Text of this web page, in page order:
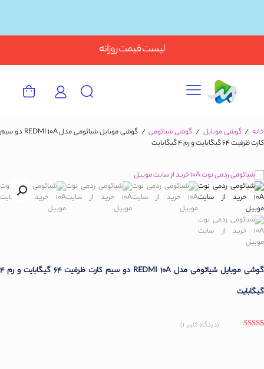
لیست قیمت روزانه
خانه/گوشی موبایل / گوشی شیائومی/
گوشی موبایل شیائومی مدل REDMI 10A دو سیم‌
کارت ظرفیت 64 گیگابایت و رم 4 گیگابایت
گوشی موبایل شیائومی مدل REDMI 10A دو سیم‌ کارت ظرفیت 64 گیگابایت و رم 4
گیگابایت
(دیدگاه کاربر 1
)